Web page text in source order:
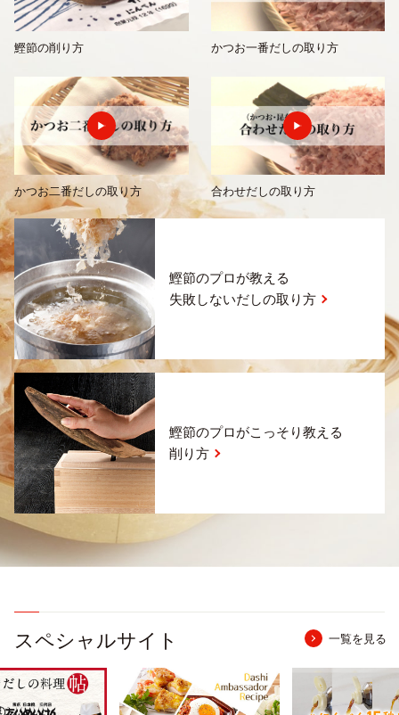
鰹節の削り方 かつお一番だしの取り方
かつお二番だしの取り方 合わせだしの取り方
鰹節のプロが教える
失敗しないだしの取り方
鰹節のプロがこっそり教える
削り方
スペシャルサイト 一覧を見る